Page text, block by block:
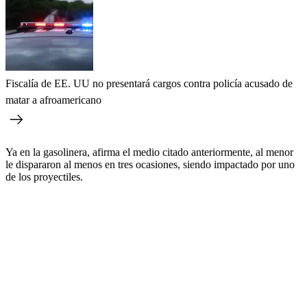
Fiscalía de EE. UU no presentará cargos contra policía acusado de
matar a afroamericano
Ya en la gasolinera, afirma el medio citado anteriormente, al menor
le dispararon al menos en tres ocasiones, siendo impactado por uno
de los proyectiles.